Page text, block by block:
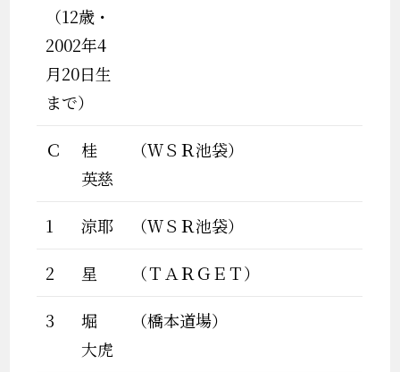
（12歳・
2002年4
月20日生
まで）
Ｃ
桂
英慈
（ＷＳＲ池袋）
1 涼耶 （ＷＳＲ池袋）
2 星 （ＴＡＲＧＥＴ）
3
堀
大虎
（橋本道場）